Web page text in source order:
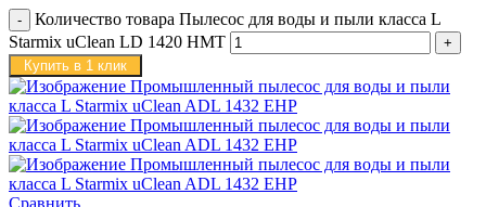
Количество товара Пылесос для воды и пыли класса L
Starmix uClean LD 1420 НMT
Купить в 1 клик
Сравнить